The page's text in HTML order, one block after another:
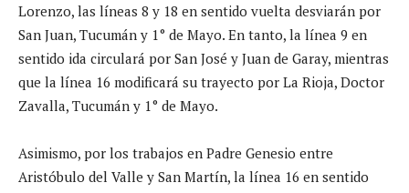
Lorenzo, las líneas 8 y 18 en sentido vuelta desviarán por
San Juan, Tucumán y 1° de Mayo. En tanto, la línea 9 en
sentido ida circulará por San José y Juan de Garay, mientras
que la línea 16 modificará su trayecto por La Rioja, Doctor
Zavalla, Tucumán y 1° de Mayo.
Asimismo, por los trabajos en Padre Genesio entre
Aristóbulo del Valle y San Martín, la línea 16 en sentido